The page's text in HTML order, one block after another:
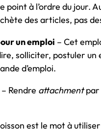
point à l’ordre du jour.
des articles, pas
un emploi – Cet
solliciter, postuler un
d’emploi.
– Rendre attachmentpar
est le mot à